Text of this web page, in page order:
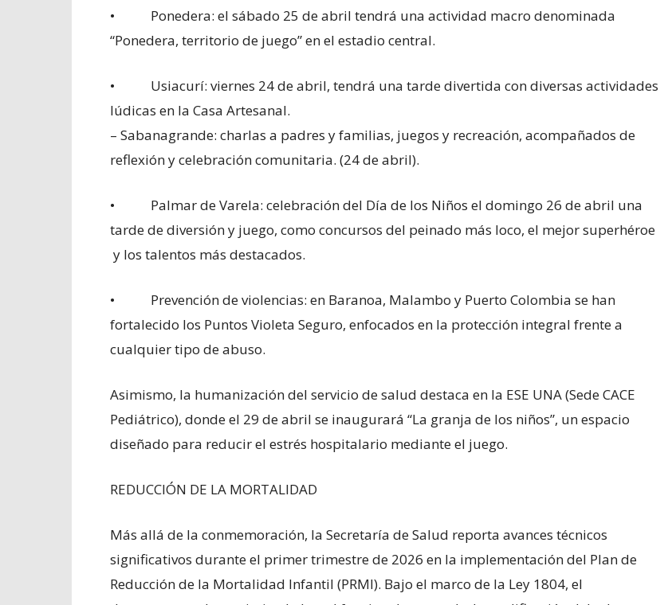
• Ponedera: el sábado 25 de abril tendrá una actividad macro denominada
“Ponedera, territorio de juego” en el estadio central.
• Usiacurí: viernes 24 de abril, tendrá una tarde divertida con diversas actividades
lúdicas en la Casa Artesanal.
– Sabanagrande: charlas a padres y familias, juegos y recreación, acompañados de
reflexión y celebración comunitaria. (24 de abril).
• Palmar de Varela: celebración del Día de los Niños el domingo 26 de abril una
tarde de diversión y juego, como concursos del peinado más loco, el mejor superhéroe
y los talentos más destacados.
• Prevención de violencias: en Baranoa, Malambo y Puerto Colombia se han
fortalecido los Puntos Violeta Seguro, enfocados en la protección integral frente a
cualquier tipo de abuso.
Asimismo, la humanización del servicio de salud destaca en la ESE UNA (Sede CACE
Pediátrico), donde el 29 de abril se inaugurará “La granja de los niños”, un espacio
diseñado para reducir el estrés hospitalario mediante el juego.
REDUCCIÓN DE LA MORTALIDAD
Más allá de la conmemoración, la Secretaría de Salud reporta avances técnicos
significativos durante el primer trimestre de 2026 en la implementación del Plan de
Reducción de la Mortalidad Infantil (PRMI). Bajo el marco de la Ley 1804, el